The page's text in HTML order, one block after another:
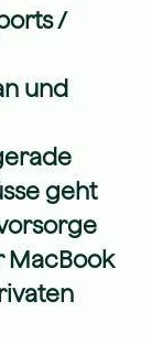
/
und
geht
MacBook